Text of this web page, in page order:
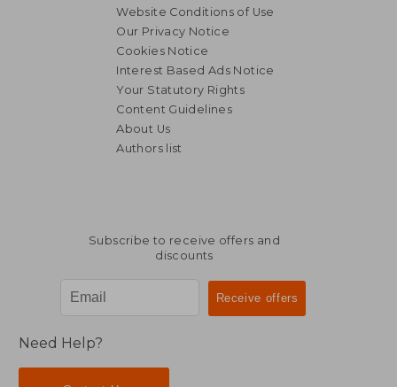
Website Conditions of Use
Our Privacy Notice
Cookies Notice
Interest Based Ads Notice
Your Statutory Rights
Content Guidelines
About Us
Authors list
Subscribe to receive offers and
discounts
Need Help?